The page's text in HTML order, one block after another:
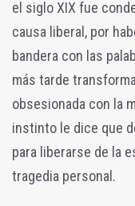
el siglo XIX fue
causa liberal, por
bandera con las
más tarde
obsesionada con la
instinto le dice que
para liberarse de la
tragedia personal.